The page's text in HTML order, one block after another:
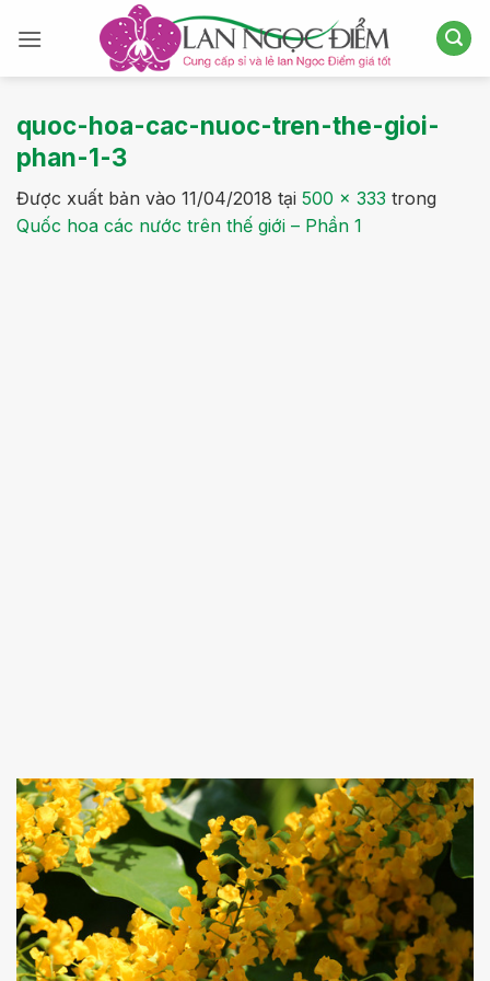
qua
quoc-hoa-cac-nuoc-tren-the-gioi-
phan-1-3
Được xuất bản vào 11/04/2018 tại 500 × 333 trong
Quốc hoa các nước trên thế giới – Phần 1